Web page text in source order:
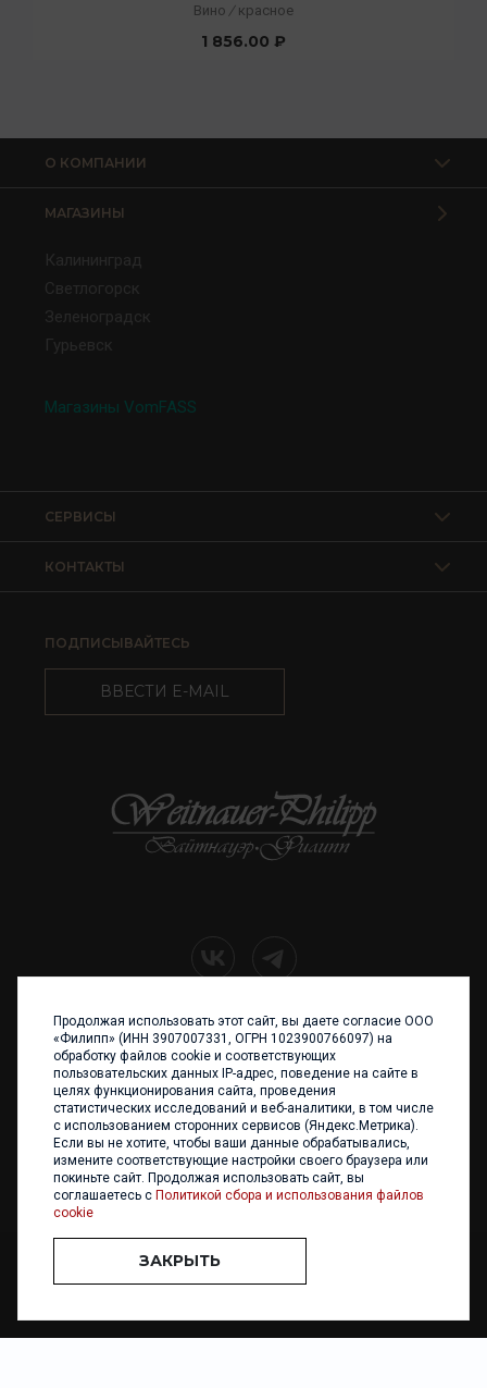
Вино / красное
1 856.00 ₽
О КОМПАНИИ
МАГАЗИНЫ
Калининград
Светлогорск
Зеленоградск
Гурьевск
Магазины VomFASS
КОНТАКТЫ
СЕРВИСЫ
ПОДПИСЫВАЙТЕСЬ
ВВЕСТИ E-MAIL
+7 (4012) 960 898
236017 Калининград,
ул. Каштановая аллея, 47
Телефон: +7 4012 960 898,
+7 4012 960 856
Написать нам
ООО «ФИЛИПП» © 2013 - 2026. Все права защищены
Разработка и
Продолжая использовать этот сайт, вы даете согласие ООО
«Филипп» (ИНН 3907007331, ОГРН 1023900766097) на
обработку файлов cookie и соответствующих
пользовательских данных IP-адрес, поведение на сайте в
целях функционирования сайта, проведения
статистических исследований и веб-аналитики, в том числе
с использованием сторонних сервисов (Яндекс.Метрика).
Если вы не хотите, чтобы ваши данные обрабатывались,
измените соответствующие настройки своего браузера или
покиньте сайт. Продолжая использовать сайт, вы
соглашаетесь с Политикой сбора и использования файлов
cookie
ЗАКРЫТЬ